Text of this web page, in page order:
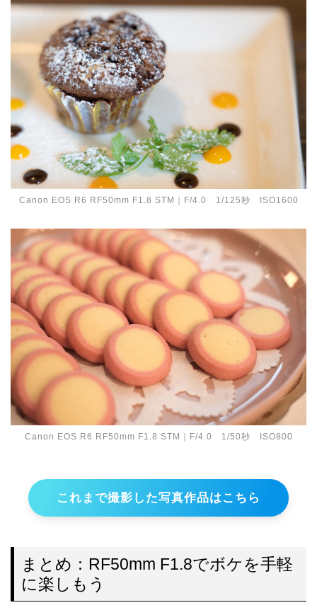
Canon EOS R6 RF50mm F1.8 STM｜F/4.0 1/125秒 ISO1600
Canon EOS R6 RF50mm F1.8 STM｜F/4.0 1/50秒 ISO800
これまで撮影した写真作品はこちら
まとめ：RF50mm F1.8でボケを手軽
に楽しもう